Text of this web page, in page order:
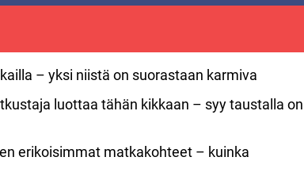
– yksi niistä on suorastaan karmiva
luottaa tähän kikkaan – syy taustalla on
erikoisimmat matkakohteet – kuinka